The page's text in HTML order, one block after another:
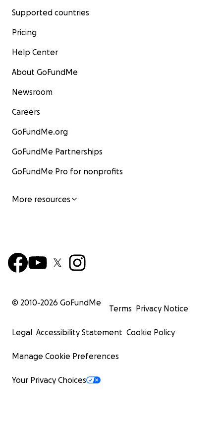
place like this!
Find more information on our website
Supported countries
Pricing
Help Center
About GoFundMe
Newsroom
Careers
GoFundMe.org
GoFundMe Partnerships
GoFundMe Pro for nonprofits
More resources
© 2010-2026 GoFundMe
Terms Privacy Notice
Legal Accessibility Statement Cookie Policy
Manage Cookie Preferences
Your Privacy Choices